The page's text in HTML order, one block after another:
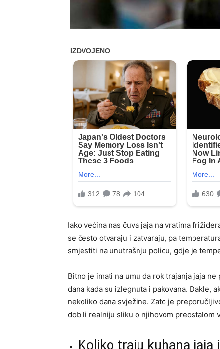
Iako većina nas čuva jaja na vratima
se često otvaraju i zatvaraju, pa
smjestiti na unutrašnju policu, gdje je
Bitno je imati na umu da rok trajanja jaja
dana kada su izlegnuta i pakovana. Dakle,
nekoliko dana svježine. Zato je
dobili realniju sliku o njihovom preostalom
Koliko traju kuhana jaja